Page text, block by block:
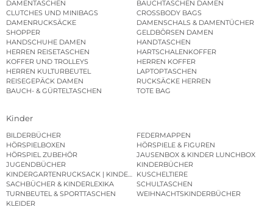
DAMENTASCHEN
BAUCHTASCHEN DAMEN
CLUTCHES UND MINIBAGS
CROSSBODY BAGS
DAMENRUCKSÄCKE
DAMENSCHALS & DAMENTÜCHER
SHOPPER
GELDBÖRSEN DAMEN
HANDSCHUHE DAMEN
HANDTASCHEN
HERREN REISETASCHEN
HARTSCHALENKOFFER
KOFFER UND TROLLEYS
HERREN KOFFER
HERREN KULTURBEUTEL
LAPTOPTASCHEN
REISEGEPÄCK DAMEN
RUCKSÄCKE HERREN
BAUCH- & GÜRTELTASCHEN
TOTE BAG
Kinder
BILDERBÜCHER
FEDERMAPPEN
HÖRSPIELBOXEN
HÖRSPIELE & FIGUREN
HÖRSPIEL ZUBEHÖR
JAUSENBOX & KINDER LUNCHBOX
JUGENDBÜCHER
KINDERBÜCHER
KINDERGARTENRUCKSACK | KINDERGARTENBEUTEL
KUSCHELTIERE
SACHBÜCHER & KINDERLEXIKA
SCHULTASCHEN
TURNBEUTEL & SPORTTASCHEN
WEIHNACHTSKINDERBÜCHER
KLEIDER